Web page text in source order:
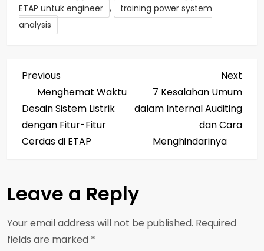
ETAP untuk engineer ,
training power system
analysis
P
o
s
n
a
v
Previous
Post
Previous
Menghemat Waktu
Desain Sistem Listrik
dengan Fitur-Fitur
Cerdas di ETAP
Post
Next
7 Kesalahan Umum
dalam Internal Auditing
dan Cara
Menghindarinya
Leave a Reply
Your email address will not be published. Required
fields are marked *